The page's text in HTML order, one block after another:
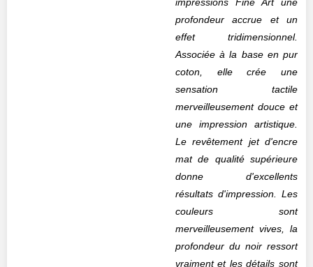
profondeur accrue et un
effet tridimensionnel.
Associée à la base en pur
coton, elle crée une
sensation tactile
merveilleusement douce et
une impression artistique.
Le revêtement jet d'encre
mat de qualité supérieure
donne d'excellents
résultats d'impression. Les
couleurs sont
merveilleusement vives, la
profondeur du noir ressort
vraiment et les détails sont